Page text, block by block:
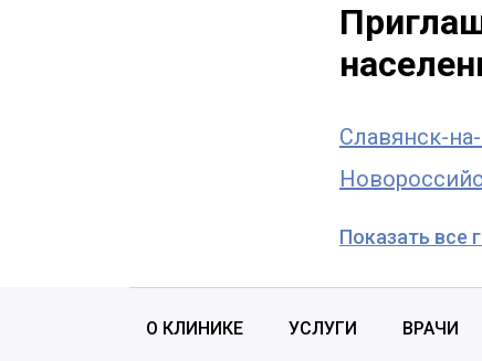
Славянск-
Показать все
О КЛИНИКЕ УСЛУГИ ВРАЧИ